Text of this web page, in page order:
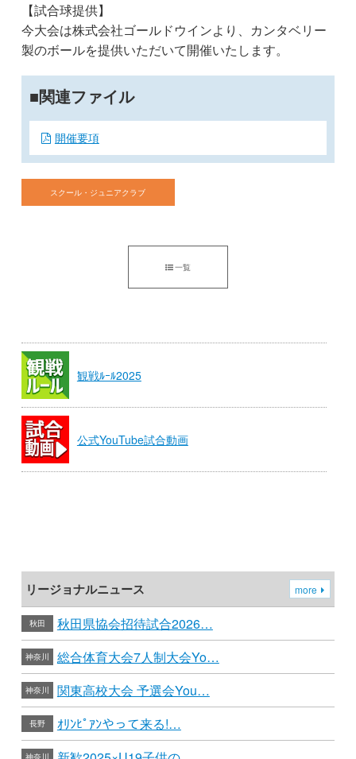
【試合球提供】
今大会は株式会社ゴールドウインより、カンタベリー
製のボールを提供いただいて開催いたします。
関連ファイル
開催要項
スクール・ジュニアクラブ
一覧
観戦ﾙｰﾙ2025
公式YouTube試合動画
リージョナルニュース more
秋田 秋田県協会招待試合2026…
神奈川 総合体育大会7人制大会Yo…
神奈川 関東高校大会 予選会You…
長野 ｵﾘﾝﾋﾟｱﾝやって来る!…